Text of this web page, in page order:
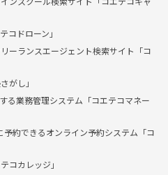
コドローン」
ーランスエージェント検索サイト「コ
がし」
る業務管理システム「コエテコマネー
約できるオンライン予約システム「コ
コカレッジ」